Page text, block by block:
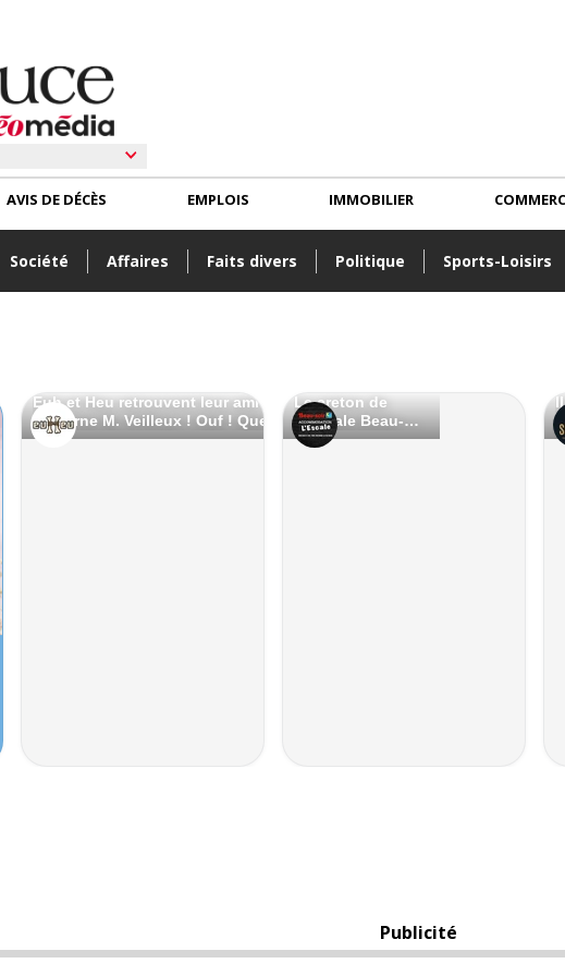
Société Affaires Faits divers Politique Sports-Loisirs
AVIS DE DÉCÈS EMPLOIS IMMOBILIER
Publicité